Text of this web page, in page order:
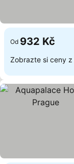
Od 932 Kč
Zobrazte si ceny z